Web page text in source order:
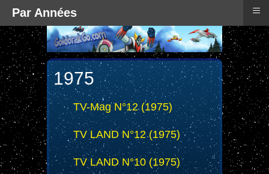
1975
TV-Mag N°12 (1975)
TV LAND N°12 (1975)
TV LAND N°10 (1975)
Par Années ≡